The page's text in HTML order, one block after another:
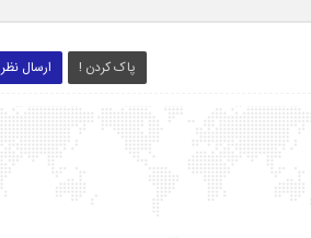
ارسال نظر پاک کردن !